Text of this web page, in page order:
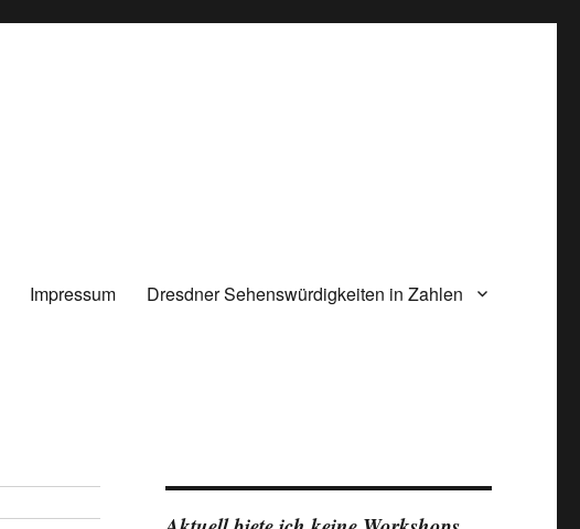
Impressum
Dresdner Sehenswürdigkeiten in Zahlen